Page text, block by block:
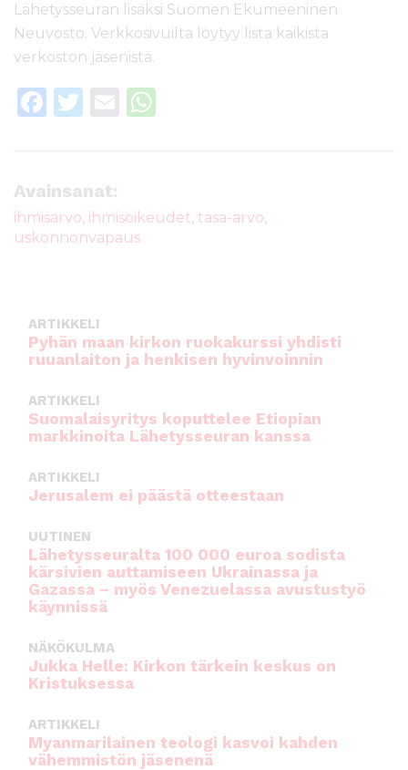
Lähetysseuran lisäksi Suomen Ekumeeninen
Neuvosto. Verkkosivuilta löytyy lista kaikista
verkoston jäsenistä.
F
e
b
o
T
te
r
E
A
Avainsanat:
ihmisarvo, ihmisoikeudet, tasa-arvo,
uskonnonvapaus
ARTIKKELI
Pyhän maan kirkon ruokakurssi yhdisti
ruuanlaiton ja henkisen hyvinvoinnin
ARTIKKELI
Suomalaisyritys koputtelee Etiopian
markkinoita Lähetysseuran kanssa
ARTIKKELI
Jerusalem ei päästä otteestaan
UUTINEN
Lähetysseuralta 100 000 euroa sodista
kärsivien auttamiseen Ukrainassa ja
Gazassa – myös Venezuelassa avustustyö
käynnissä
NÄKÖKULMA
Jukka Helle: Kirkon tärkein keskus on
Kristuksessa
ARTIKKELI
Myanmarilainen teologi kasvoi kahden
vähemmistön jäsenenä